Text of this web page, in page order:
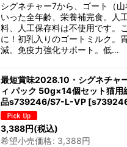
シグネチャー7から、ゴート（
いった全年齢、栄養補完食。人
料、人工保存料は不使用です。
に！初乳入りのゴートミルク。
減。免疫力強化サポート。低…
最短賞味2028.10・シグネチャ
ィ パック 50g×14個セット猫用
品s739246/S7-L-VP [
3,388円(税込)
希望小売価格: 3,388円